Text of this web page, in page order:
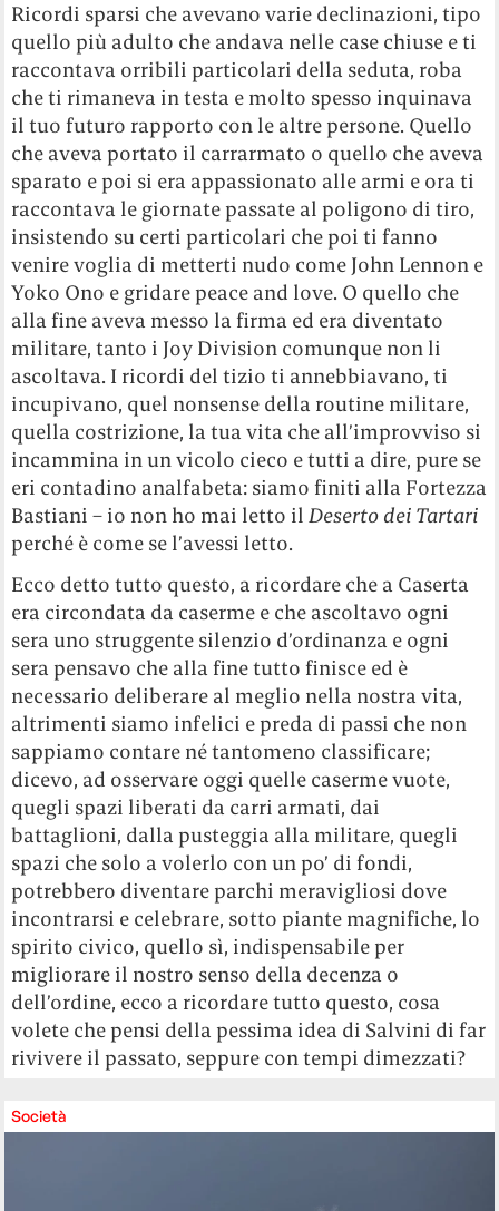
Ricordi sparsi che avevano varie declinazioni, tipo
quello più adulto che andava nelle case chiuse e ti
raccontava orribili particolari della seduta, roba
che ti rimaneva in testa e molto spesso inquinava
il tuo futuro rapporto con le altre persone. Quello
che aveva portato il carrarmato o quello che aveva
sparato e poi si era appassionato alle armi e ora ti
raccontava le giornate passate al poligono di tiro,
insistendo su certi particolari che poi ti fanno
venire voglia di metterti nudo come John Lennon e
Yoko Ono e gridare peace and love. O quello che
alla fine aveva messo la firma ed era diventato
militare, tanto i Joy Division comunque non li
ascoltava. I ricordi del tizio ti annebbiavano, ti
incupivano, quel nonsense della routine militare,
quella costrizione, la tua vita che all’improvviso si
incammina in un vicolo cieco e tutti a dire, pure se
eri contadino analfabeta: siamo finiti alla Fortezza
Bastiani – io non ho mai letto ilDeserto dei Tartari
perché è come se l’avessi letto.
Ecco detto tutto questo, a ricordare che a Caserta
era circondata da caserme e che ascoltavo ogni
sera uno struggente silenzio d’ordinanza e ogni
sera pensavo che alla fine tutto finisce ed è
necessario deliberare al meglio nella nostra vita,
altrimenti siamo infelici e preda di passi che non
sappiamo contare né tantomeno classificare;
dicevo, ad osservare oggi quelle caserme vuote,
quegli spazi liberati da carri armati, dai
battaglioni, dalla pusteggia alla militare, quegli
spazi che solo a volerlo con un po’ di fondi,
potrebbero diventare parchi meravigliosi dove
incontrarsi e celebrare, sotto piante magnifiche, lo
spirito civico, quello sì, indispensabile per
migliorare il nostro senso della decenza o
dell’ordine, ecco a ricordare tutto questo, cosa
volete che pensi della pessima idea di Salvini di far
rivivere il passato, seppure con tempi dimezzati?
Società